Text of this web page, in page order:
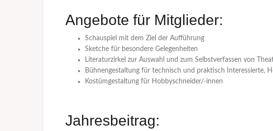
Angebote für Mitglieder:
Schauspiel mit dem Ziel der Aufführung
Sketche für besondere Gelegenheiten
Literaturzirkel zur Auswahl und zum Selbstverfassen von
Bühnengestaltung für technisch und praktisch Interessierte,
Kostümgestaltung für Hobbyschneider/-innen
Jahresbeitrag: